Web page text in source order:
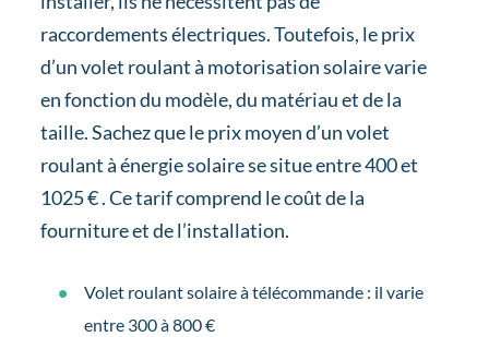
raccordements électriques. Toutefois, le prix
d’un volet roulant à motorisation solaire varie
en fonction du modèle, du matériau et de la
taille. Sachez que le prix moyen d’un volet
roulant à énergie solaire se situe entre 400 et
1025 € . Ce tarif comprend le coût de la
fourniture et de l’installation.
Volet roulant solaire à télécommande : il varie
entre 300 à 800 €